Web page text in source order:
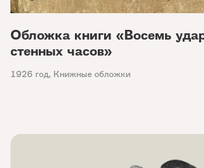
Обложка книги «Восемь
стенных часов»
1926 год, Книжные обложки